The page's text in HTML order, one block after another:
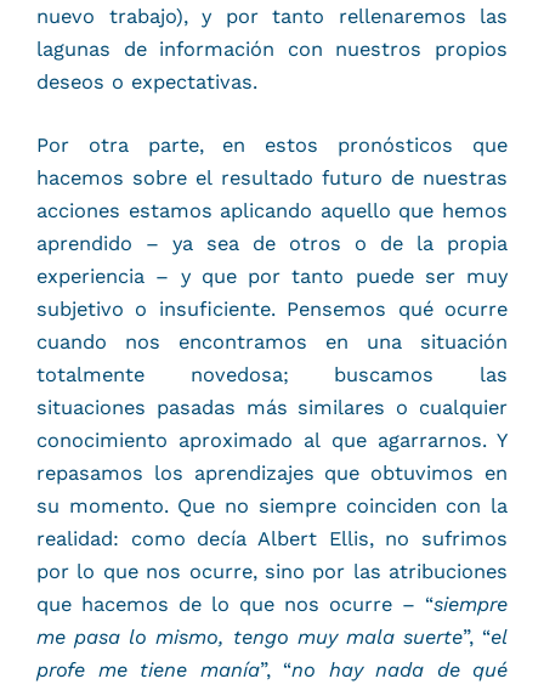
nuevo trabajo), y por tanto rellenaremos las
lagunas de información con nuestros propios
deseos o expectativas.
Por otra parte, en estos pronósticos que
hacemos sobre el resultado futuro de nuestras
acciones estamos aplicando aquello que hemos
aprendido – ya sea de otros o de la propia
experiencia – y que por tanto puede ser muy
subjetivo o insuficiente. Pensemos qué ocurre
cuando nos encontramos en una situación
totalmente novedosa; buscamos las
situaciones pasadas más similares o cualquier
conocimiento aproximado al que agarrarnos. Y
repasamos los aprendizajes que obtuvimos en
su momento. Que no siempre coinciden con la
realidad: como decía Albert Ellis, no sufrimos
por lo que nos ocurre, sino por las atribuciones
que hacemos de lo que nos ocurre – “siempre
me pasa lo mismo, tengo muy mala suerte”, “el
profe me tiene manía”, “no hay nada de qué